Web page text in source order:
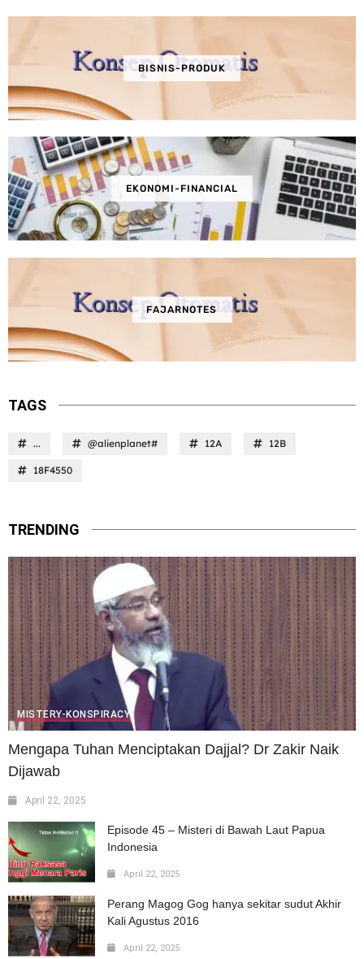
BISNIS-PRODUK
EKONOMI-FINANCIAL
FAJARNOTES
TAGS
... @alienplanet# 12A 12B
18F4550
TRENDING
MISTERY-KONSPIRACY
Mengapa Tuhan Menciptakan Dajjal? Dr Zakir Naik
Dijawab
April 22, 2025
Episode 45 – Misteri di Bawah Laut Papua
Indonesia
April 22, 2025
Perang Magog Gog hanya sekitar sudut Akhir
Kali Agustus 2016
April 22, 2025